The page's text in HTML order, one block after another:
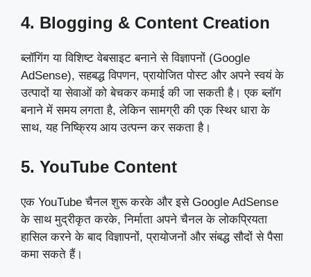
4. Blogging & Content Creation
ब्लॉगिंग या विशिष्ट वेबसाइट बनाने से विज्ञापनों (Google
AdSense), सहबद्ध विपणन, प्रायोजित पोस्ट और अपने स्वयं के
उत्पादों या सेवाओं को बेचकर कमाई की जा सकती है। एक ब्लॉग
बनाने में समय लगता है, लेकिन सामग्री की एक स्थिर धारा के
साथ, यह निष्क्रिय आय उत्पन्न कर सकता है।
5. YouTube Content
एक YouTube चैनल शुरू करके और इसे Google AdSense
के साथ मुद्रीकृत करके, निर्माता अपने चैनल के लोकप्रियता
हासिल करने के बाद विज्ञापनों, प्रायोजनों और संबद्ध सौदों से पैसा
कमा सकते हैं।